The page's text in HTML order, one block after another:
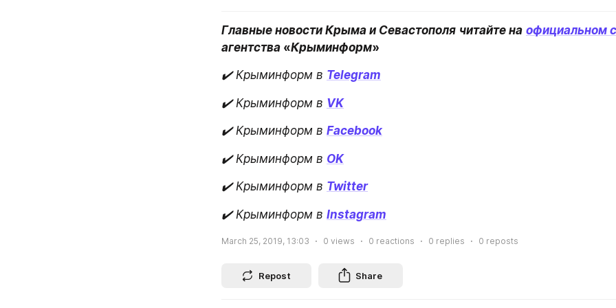
Главные новости Крыма и Севастополя читайте на официальном
агентства «Крыминформ»
✔️ Крыминформ в Telegram
✔️ Крыминформ в VK
✔️ Крыминформ в Facebook
✔️ Крыминформ в OK
✔️ Крыминформ в Twitter
✔️ Крыминформ в Instagram
March 25, 2019, 13:03 0 views 0 reactions 0 replies 0 reposts
Repost Share